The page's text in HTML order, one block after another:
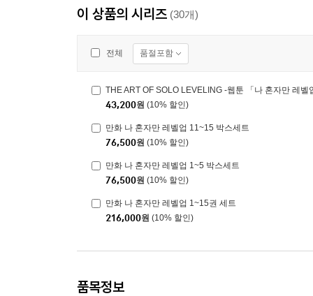
이 상품의 시리즈 (30개)
전체 품절포함
THE ART OF SOLO LEVELING -웹툰 「나 혼자만 레벨
43,200원 (10% 할인)
만화 나 혼자만 레벨업 11~15 박스세트
76,500원 (10% 할인)
만화 나 혼자만 레벨업 1~5 박스세트
76,500원 (10% 할인)
만화 나 혼자만 레벨업 1~15권 세트
216,000원 (10% 할인)
품목정보